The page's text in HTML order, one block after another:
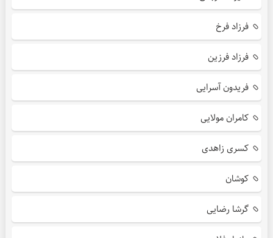
فرزاد فرخ
فرزاد فرزین
فریدون آسرایی
کامران مولایی
کسری زاهدی
کوشان
گرشا رضایی